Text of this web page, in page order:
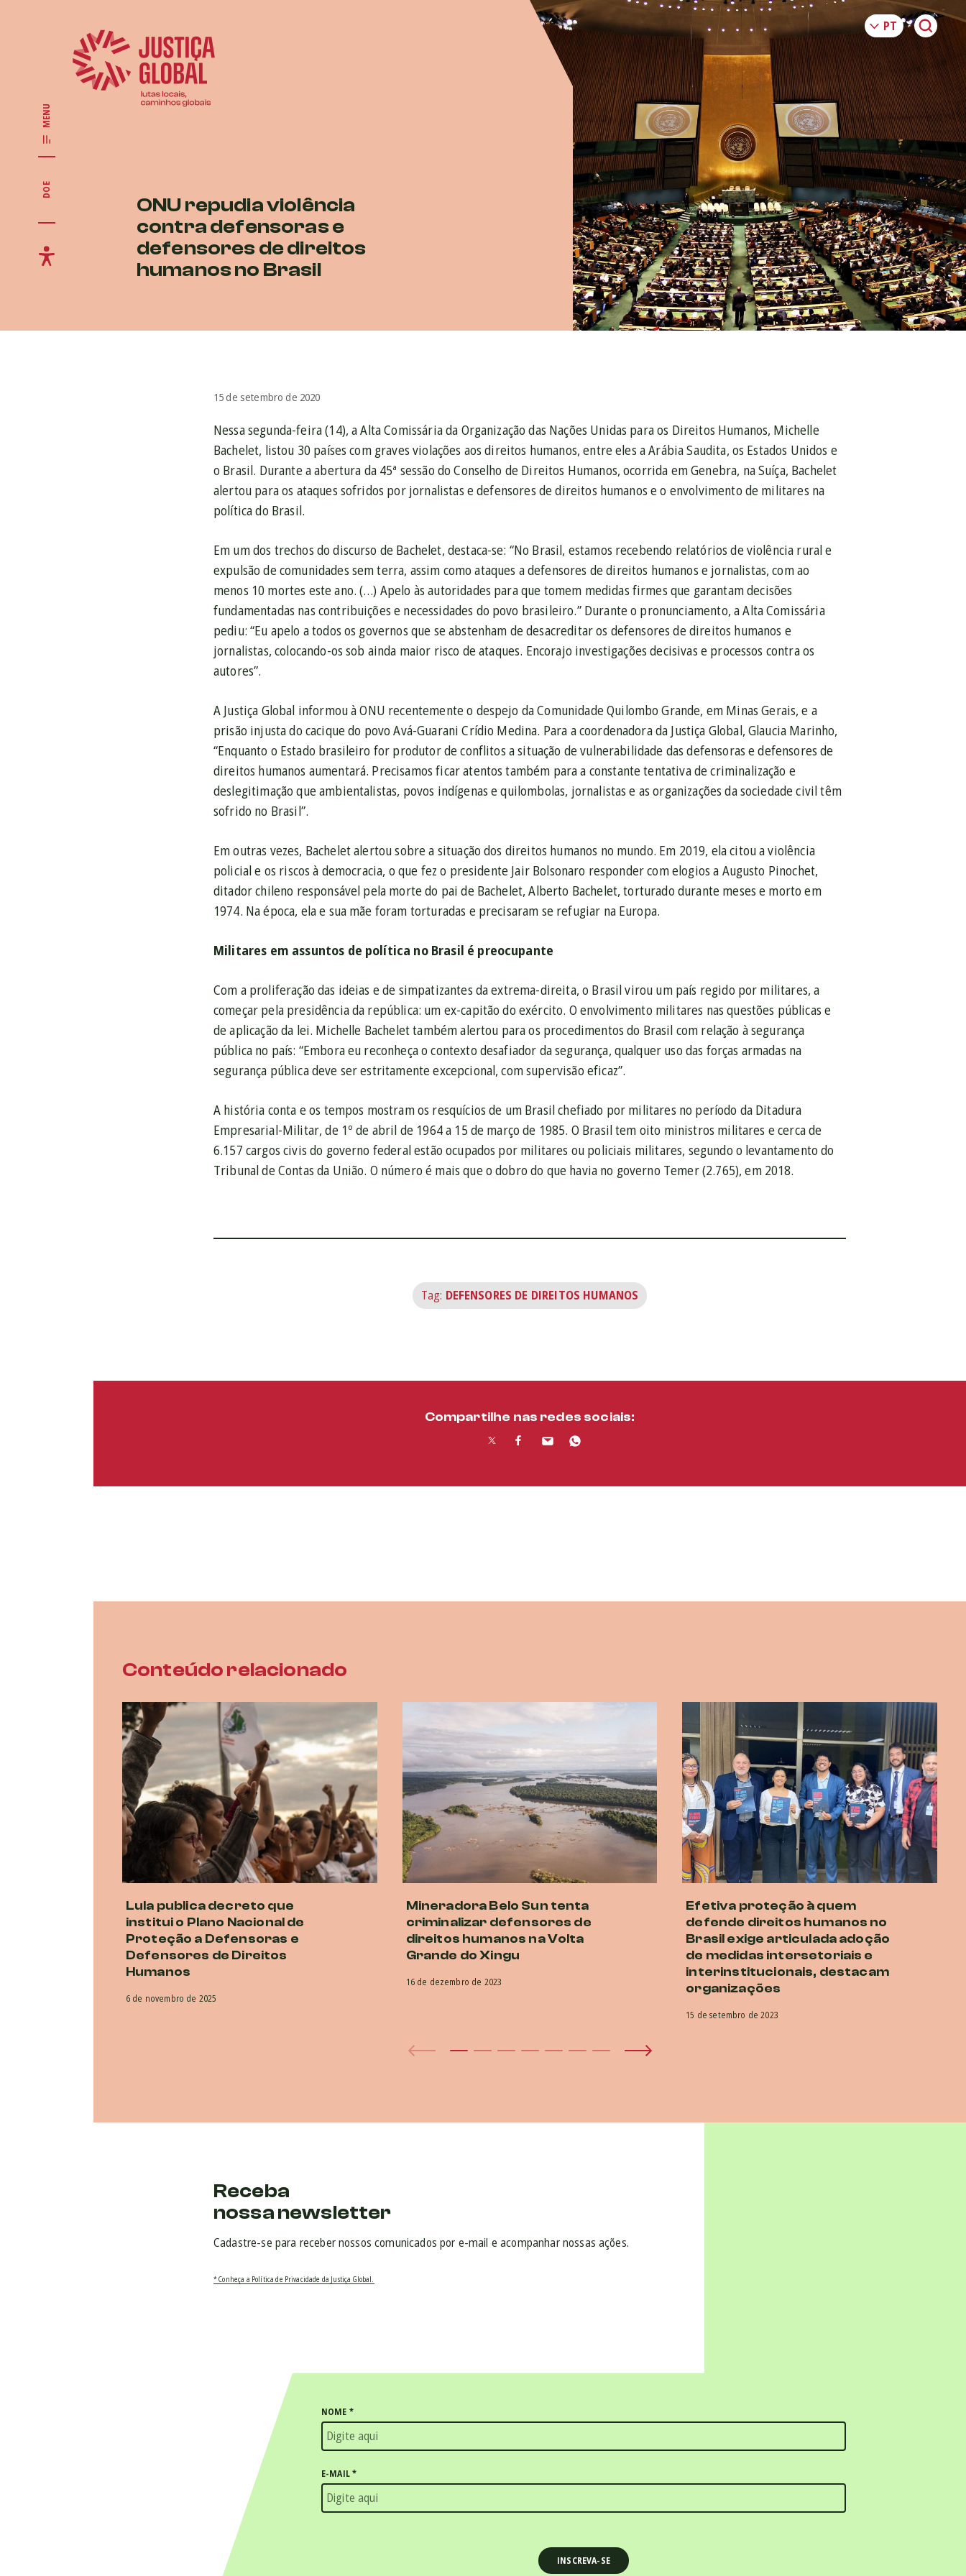
MENU
DOE
ONU repudia violência
contra defensoras e
defensores de direitos
humanos no Brasil
15 de setembro de 2020
Nessa segunda-feira (14), a Alta Comissária da Organização das Nações Unidas para os Direitos Humanos, Michelle
Bachelet, listou 30 países com graves violações aos direitos humanos, entre eles a Arábia Saudita, os Estados Unidos e
o Brasil. Durante a abertura da 45ª sessão do Conselho de Direitos Humanos, ocorrida em Genebra, na Suíça, Bachelet
alertou para os ataques sofridos por jornalistas e defensores de direitos humanos e o envolvimento de militares na
política do Brasil.
Em um dos trechos do discurso de Bachelet, destaca-se: “No Brasil, estamos recebendo relatórios de violência rural e
expulsão de comunidades sem terra, assim como ataques a defensores de direitos humanos e jornalistas, com ao
menos 10 mortes este ano. (…) Apelo às autoridades para que tomem medidas firmes que garantam decisões
fundamentadas nas contribuições e necessidades do povo brasileiro.” Durante o pronunciamento, a Alta Comissária
pediu: “Eu apelo a todos os governos que se abstenham de desacreditar os defensores de direitos humanos e
jornalistas, colocando-os sob ainda maior risco de ataques. Encorajo investigações decisivas e processos contra os
autores”.
A Justiça Global informou à ONU recentemente o despejo da Comunidade Quilombo Grande, em Minas Gerais, e a
prisão injusta do cacique do povo Avá-Guarani Crídio Medina. Para a coordenadora da Justiça Global, Glaucia Marinho,
“Enquanto o Estado brasileiro for produtor de conflitos a situação de vulnerabilidade das defensoras e defensores de
direitos humanos aumentará. Precisamos ficar atentos também para a constante tentativa de criminalização e
deslegitimação que ambientalistas, povos indígenas e quilombolas, jornalistas e as organizações da sociedade civil têm
sofrido no Brasil”.
Em outras vezes, Bachelet alertou sobre a situação dos direitos humanos no mundo. Em 2019, ela citou a violência
policial e os riscos à democracia, o que fez o presidente Jair Bolsonaro responder com elogios a Augusto Pinochet,
ditador chileno responsável pela morte do pai de Bachelet, Alberto Bachelet, torturado durante meses e morto em
1974. Na época, ela e sua mãe foram torturadas e precisaram se refugiar na Europa.
Militares em assuntos de política no Brasil é preocupante
Com a proliferação das ideias e de simpatizantes da extrema-direita, o Brasil virou um país regido por militares, a
começar pela presidência da república: um ex-capitão do exército. O envolvimento militares nas questões públicas e
de aplicação da lei. Michelle Bachelet também alertou para os procedimentos do Brasil com relação à segurança
pública no país: “Embora eu reconheça o contexto desafiador da segurança, qualquer uso das forças armadas na
segurança pública deve ser estritamente excepcional, com supervisão eficaz”.
A história conta e os tempos mostram os resquícios de um Brasil chefiado por militares no período da Ditadura
Empresarial-Militar, de 1º de abril de 1964 a 15 de março de 1985. O Brasil tem oito ministros militares ecerca de
6.157 cargos civis do governo federal estão ocupados por militares ou policiais militares, segundo o levantamento do
Tribunal de Contas da União. O número é mais que o dobro do que havia no governo Temer (2.765), em 2018.
Tag: DEFENSORES DE DIREITOS HUMANOS
Compartilhe nas redes sociais:
Conteúdo relacionado
Lula publica decreto que
institui o Plano Nacional de
Proteção a Defensoras e
Defensores de Direitos
Humanos
6 de novembro de 2025
Mineradora Belo Sun tenta
criminalizar defensores de
direitos humanos na Volta
Grande do Xingu
16 de dezembro de 2023
Efetiva proteção à quem
defende direitos humanos no
Brasil exige articulada adoção
de medidas intersetoriais e
interinstitucionais, destacam
organizações
15 de setembro de 2023
Receba
nossa newsletter
Cadastre-se para receber nossos comunicados por e-mail e acompanhar nossas ações.
* Conheça a Política de Privacidade da Justiça Global.
NOME *
E-MAIL*